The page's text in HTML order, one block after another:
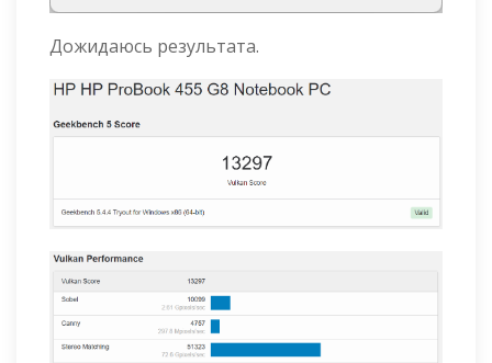
Дожидаюсь результата.